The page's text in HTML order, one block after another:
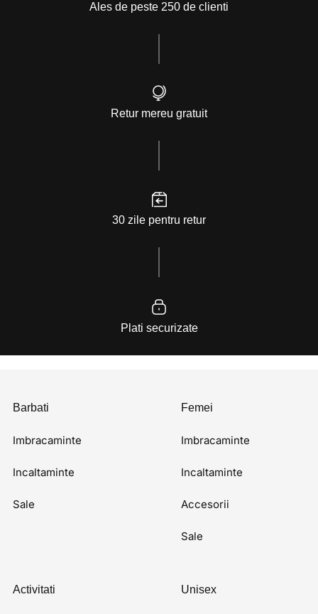
Ales de peste 250 de clienti
Retur mereu gratuit
30 zile pentru retur
Plati securizate
Barbati
Imbracaminte
Incaltaminte
Sale
Femei
Imbracaminte
Incaltaminte
Accesorii
Sale
Activitati Unisex